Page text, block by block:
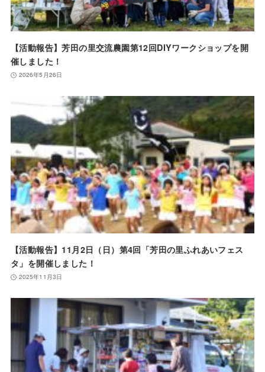
【活動報告】芳田の里交流農園第12回DIYワークショップを開
催しました！
2026年5月26日
【活動報告】11月2日（日）第4回「芳田の里ふれあいフェス
タ」を開催しました！
2025年11月3日